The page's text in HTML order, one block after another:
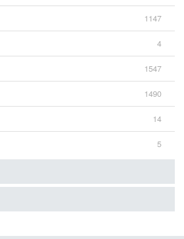
1147
4
1547
1490
14
5